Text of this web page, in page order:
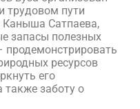
трудовом пути
Каныша Сатпаева,
запасы полезных
продемонстрировать
ресурсов
его
заботу о